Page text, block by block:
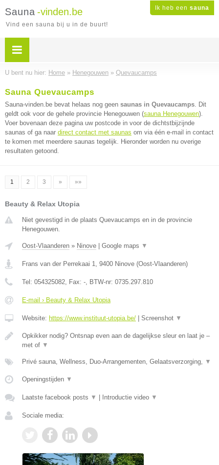
Ik heb een sauna
Sauna -vinden.be
Vind een sauna bij u in de buurt!
U bent nu hier: Home » Henegouwen » Quevaucamps
Sauna Quevaucamps
Sauna-vinden.be bevat helaas nog geen saunas in Quevaucamps. Dit
geldt ook voor de gehele provincie Henegouwen (sauna Henegouwen).
Voer bovenaan deze pagina uw postcode in voor de dichtstbijzijnde
saunas of ga naar direct contact met saunas om via één e-mail in contact
te komen met meerdere saunas tegelijk. Hieronder worden nu overige
resultaten getoond.
1 2 3 » »»
Beauty & Relax Utopia
Niet gevestigd in de plaats Quevaucamps en in de provincie
Henegouwen.
Oost-Vlaanderen » Ninove Google maps ▼
Frans van der Perrekaai 1, 9400 Ninove (Oost-Vlaanderen)
Tel: 054325082, Fax: -, BTW-nr: 0735.297.810
E-mail › Beauty & Relax Utopia
Website: https://www.instituut-utopia.be/ Screenshot ▼
Opkikker nodig? Ontsnap even aan de dagelijkse sleur en laat je –
met of ▼
Privé sauna, Wellness, Duo-Arrangementen, Gelaatsverzorging, ▼
Openingstijden ▼
Laatste facebook posts ▼ Introductie video ▼
Sociale media: